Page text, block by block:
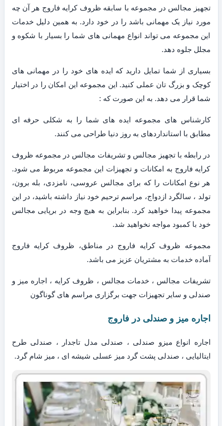
تجهیز مجالس در مجموعه با سابقه ظروف کرایه فاروج هر آن چه
مورد نیاز یک مهمانی باشد را در خود دارد. به همین دلیل خدمات
این مجموعه می تواند انواع مهمانی های شما را بسیار با شکوه و
مجلل جلوه دهد.
بسیاری از شما تمایل دارید که ایده های خود را در مهمانی های
کوچک و بزرگ تان عملی کنید. این مجموعه این امکان را در اختیار
شما قرار می دهد. به این صورت که :
کارشناس های مجموعه ایده های شما را به شکلی حرفه ای
مطابق با استانداردهای به روز دنیا طراحی می کنند.
در رابطه با تجهیز مجالس و تشریفات مجالس در مجموعه ظروف
کرایه فاروج به امکانات و تجهیزات این مجموعه مربوط می شود.
هر نوع امکانات را که برای مجالس عروسی، نامزدی، بله برون،
تولد ، سالگرد ازدواج، مراسم ترحیم خود نیاز داشته باشید، در این
مجموعه پیدا خواهید کرد. بنابراین به هیچ وجه در برپایی مجالس
خود با کمبود مواجه نخواهید شد.
مجموعه ظروف کرایه فاروج در مناطق، ظروف کرایه فاروج
آماده خدمات به مشتریان عزیز می باشد.
تشریفات مجالس ، خدمات مجالس ، ظروف کرایه ، اجاره میز و
صندلی و سایر تجهیزات جهت برگزاری مراسم های گوناگون
اجاره میز و صندلی در فاروج
اجاره انواع میزو صندلی ، صندلی مدل تاجدار ، صندلی طرح
ایتالیایی ، صندلی پشت گرد میز عسلی شیشه ای ، میز شام گرد.